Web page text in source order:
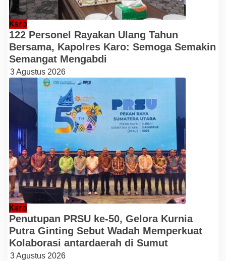
Karo
122 Personel Rayakan Ulang Tahun
Bersama, Kapolres Karo: Semoga Semakin
Semangat Mengabdi
3 Agustus 2026
Karo
Penutupan PRSU ke-50, Gelora Kurnia
Putra Ginting Sebut Wadah Memperkuat
Kolaborasi antardaerah di Sumut
3 Agustus 2026